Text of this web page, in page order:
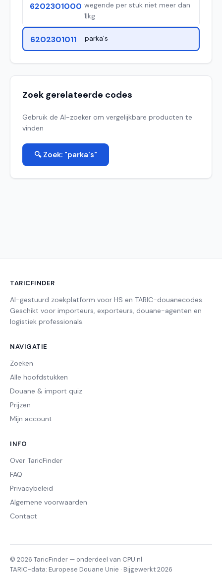
6202301000 wegende per stuk niet meer dan
1|kg
6202301011 parka's
Zoek gerelateerde codes
Gebruik de AI-zoeker om vergelijkbare producten te
vinden
🔍 Zoek: "parka's"
TARICFINDER
AI-gestuurd zoekplatform voor HS en TARIC-douanecodes.
Geschikt voor importeurs, exporteurs, douane-agenten en
logistiek professionals.
NAVIGATIE
Zoeken
Alle hoofdstukken
Douane & import quiz
Prijzen
Mijn account
INFO
Over TaricFinder
FAQ
Privacybeleid
Algemene voorwaarden
Contact
© 2026 TaricFinder — onderdeel van CPU.nl
TARIC-data: Europese Douane Unie · Bijgewerkt 2026